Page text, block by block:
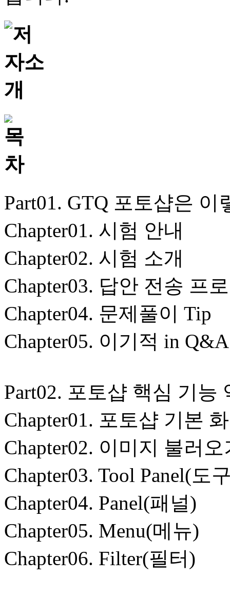
Part01. GTQ 포토샵은
Chapter01. 시험 안내
Chapter02. 시험 소개
Chapter03. 답안 전송 프
Chapter04. 문제풀이 Tip
Chapter05. 이기적 in Q&A
Part02. 포토샵 핵심 기능
Chapter01. 포토샵 기본
Chapter02. 이미지 불러
Chapter03. Tool Panel(도
Chapter04. Panel(패널)
Chapter05. Menu(메뉴)
Chapter06. Filter(필터)